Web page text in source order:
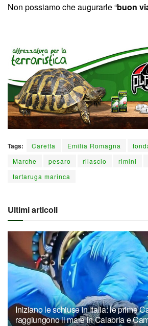
Non possiamo che augurarle “buon
Tags: Caretta Emilia Romagna
Marche
pesaro rilascio rimini
tartaruga marinca
Ultimi articoli
Iniziano le schiuse in Italia: le prime
raggiungono il mare in Calabria e